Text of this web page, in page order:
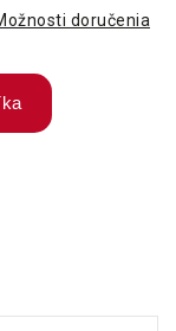
doručenia